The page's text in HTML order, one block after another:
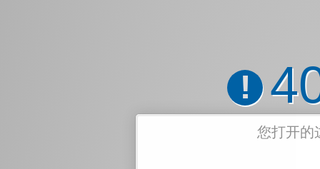
!
您打开的